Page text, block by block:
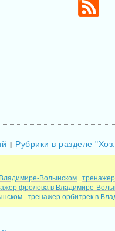
| Рубрики в разделе
Волынском
фролова в Владимире-
тренажер орбитрек в